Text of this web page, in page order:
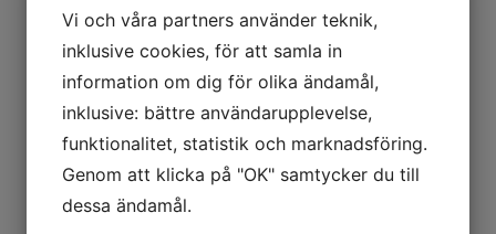
Name
E-mail
Message
Send
Vi och våra partners använder teknik,
inklusive cookies, för att samla in
information om dig för olika ändamål,
inklusive: bättre användarupplevelse,
funktionalitet, statistik och marknadsföring.
Genom att klicka på "OK" samtycker du till
dessa ändamål.